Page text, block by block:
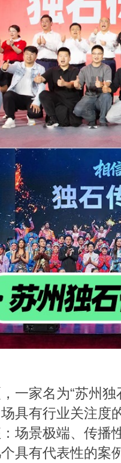
一家名为“苏州独
具有行业关注度
场景极端、传播
具有代表性的案